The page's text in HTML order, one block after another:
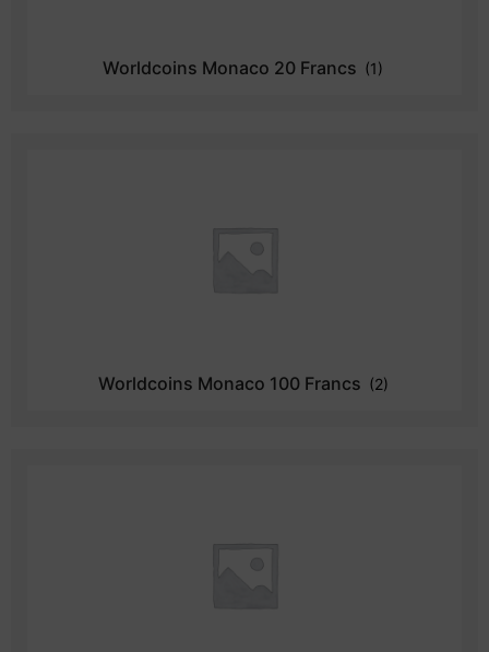
Worldcoins Monaco 20 Francs (1)
Worldcoins Monaco 100 Francs (2)